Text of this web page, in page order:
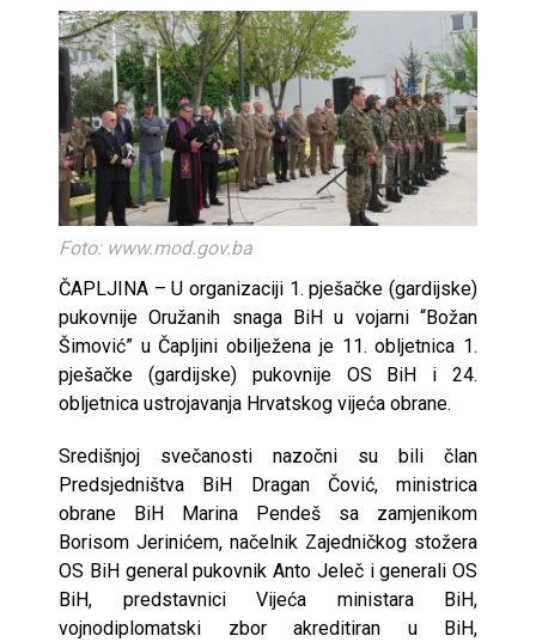
Foto: www.mod.gov.ba
ČAPLJINA – U organizaciji 1. pješačke (gardijske)
pukovnije Oružanih snaga BiH u vojarni “Božan
Šimović” u Čapljini obilježena je 11. obljetnica 1.
pješačke (gardijske) pukovnije OS BiH i 24.
obljetnica ustrojavanja Hrvatskog vijeća obrane.
Središnjoj svečanosti nazočni su bili član
Predsjedništva BiH Dragan Čović, ministrica
obrane BiH Marina Pendeš sa zamjenikom
Borisom Jerinićem, načelnik Zajedničkog stožera
OS BiH general pukovnik Anto Jeleč i generali OS
BiH, predstavnici Vijeća ministara BiH,
vojnodiplomatski zbor akreditiran u BiH,